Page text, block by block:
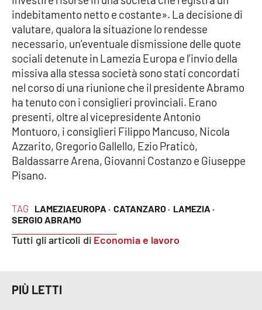
STREAMING
LaC TV
LaC Network
LaC OnAir
EDIZIONI
LOCALI
Crotone
Reggio Calabria
TAG LAMEZIAEUROPA · CATANZARO · LAMEZIA ·
SERGIO ABRAMO
Tutti gli articoli di Economia e lavoro
indebitamento netto e costante». La decisione di
valutare, qualora la situazione lo rendesse
necessario, un’eventuale dismissione delle quote
sociali detenute in Lamezia Europa e l’invio della
missiva alla stessa società sono stati concordati
nel corso di una riunione che il presidente Abramo
ha tenuto con i consiglieri provinciali. Erano
presenti, oltre al vicepresidente Antonio
Montuoro, i consiglieri Filippo Mancuso, Nicola
Azzarito, Gregorio Gallello, Ezio Praticò,
Baldassarre Arena, Giovanni Costanzo e Giuseppe
Pisano.
PIÙ LETTI